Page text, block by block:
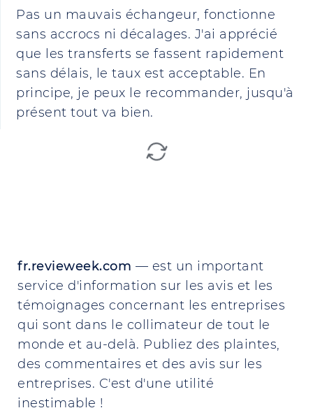
Pas un mauvais échangeur, fonctionne
sans accrocs ni décalages. J'ai apprécié
que les transferts se fassent rapidement
sans délais, le taux est acceptable. En
principe, je peux le recommander, jusqu'à
présent tout va bien.
fr.revieweek.com — est un important
service d'information sur les avis et les
témoignages concernant les entreprises
qui sont dans le collimateur de tout le
monde et au-delà. Publiez des plaintes,
des commentaires et des avis sur les
entreprises. C'est d'une utilité
inestimable !